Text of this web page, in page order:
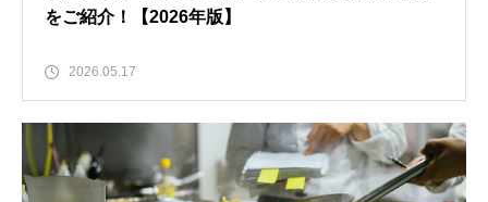
をご紹介！【2026年版】
2026.05.17